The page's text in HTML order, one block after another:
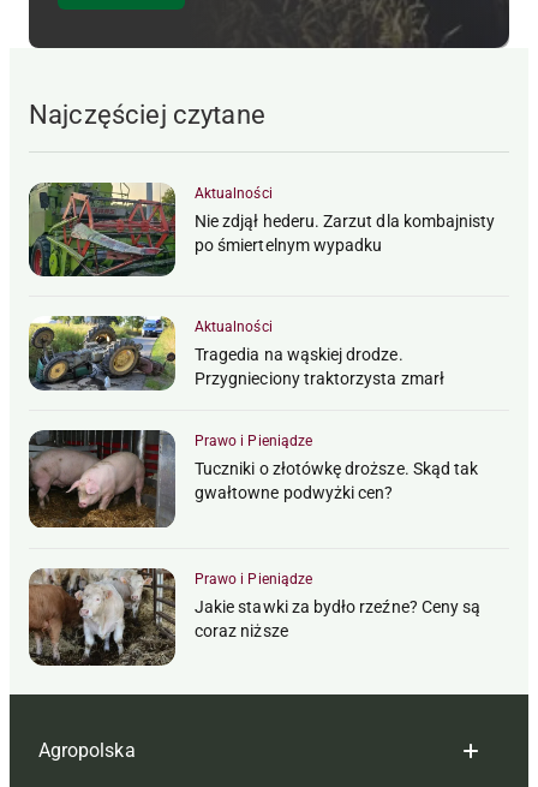
Najczęściej czytane
Aktualności
Nie zdjął hederu. Zarzut dla kombajnisty
po śmiertelnym wypadku
Aktualności
Tragedia na wąskiej drodze.
Przygnieciony traktorzysta zmarł
Prawo i Pieniądze
Tuczniki o złotówkę droższe. Skąd tak
gwałtowne podwyżki cen?
Prawo i Pieniądze
Jakie stawki za bydło rzeźne? Ceny są
coraz niższe
Agropolska